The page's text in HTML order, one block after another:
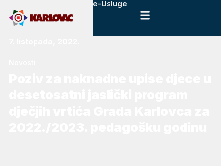
e-Usluge